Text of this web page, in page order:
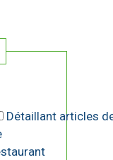
Détaillant articles